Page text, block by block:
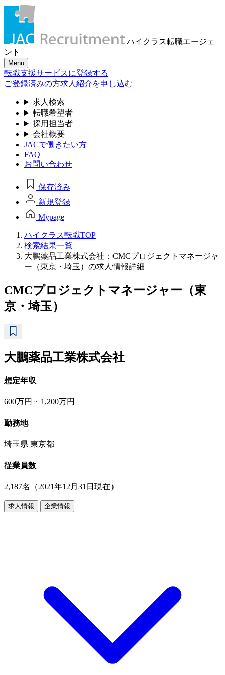
ハイクラス転職エージェ
ント
Menu
転職支援サービスに登録する
ご登録済みの方求人紹介を申し込む
求人検索
転職希望者
採用担当者
会社概要
JACで働きたい方
FAQ
お問い合わせ
保存済み
新規登録
Mypage
ハイクラス転職TOP
検索結果一覧
大鵬薬品工業株式会社：CMCプロジェクトマネージャ
ー（東京・埼玉）の求人情報詳細
CMCプロジェクトマネージャー（東
京・埼玉）
大鵬薬品工業株式会社
想定年収
600万円 ~ 1,200万円
勤務地
埼玉県 東京都
従業員数
2,187名（2021年12月31日現在）
求人情報 企業情報